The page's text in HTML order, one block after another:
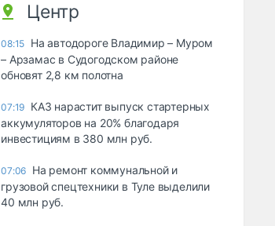
Центр
08:15 На автодороге Владимир – Муром
– Арзамас в Судогодском районе
обновят 2,8 км полотна
07:19 КАЗ нарастит выпуск стартерных
аккумуляторов на 20% благодаря
инвестициям в 380 млн руб.
07:06 На ремонт коммунальной и
грузовой спецтехники в Туле выделили
40 млн руб.